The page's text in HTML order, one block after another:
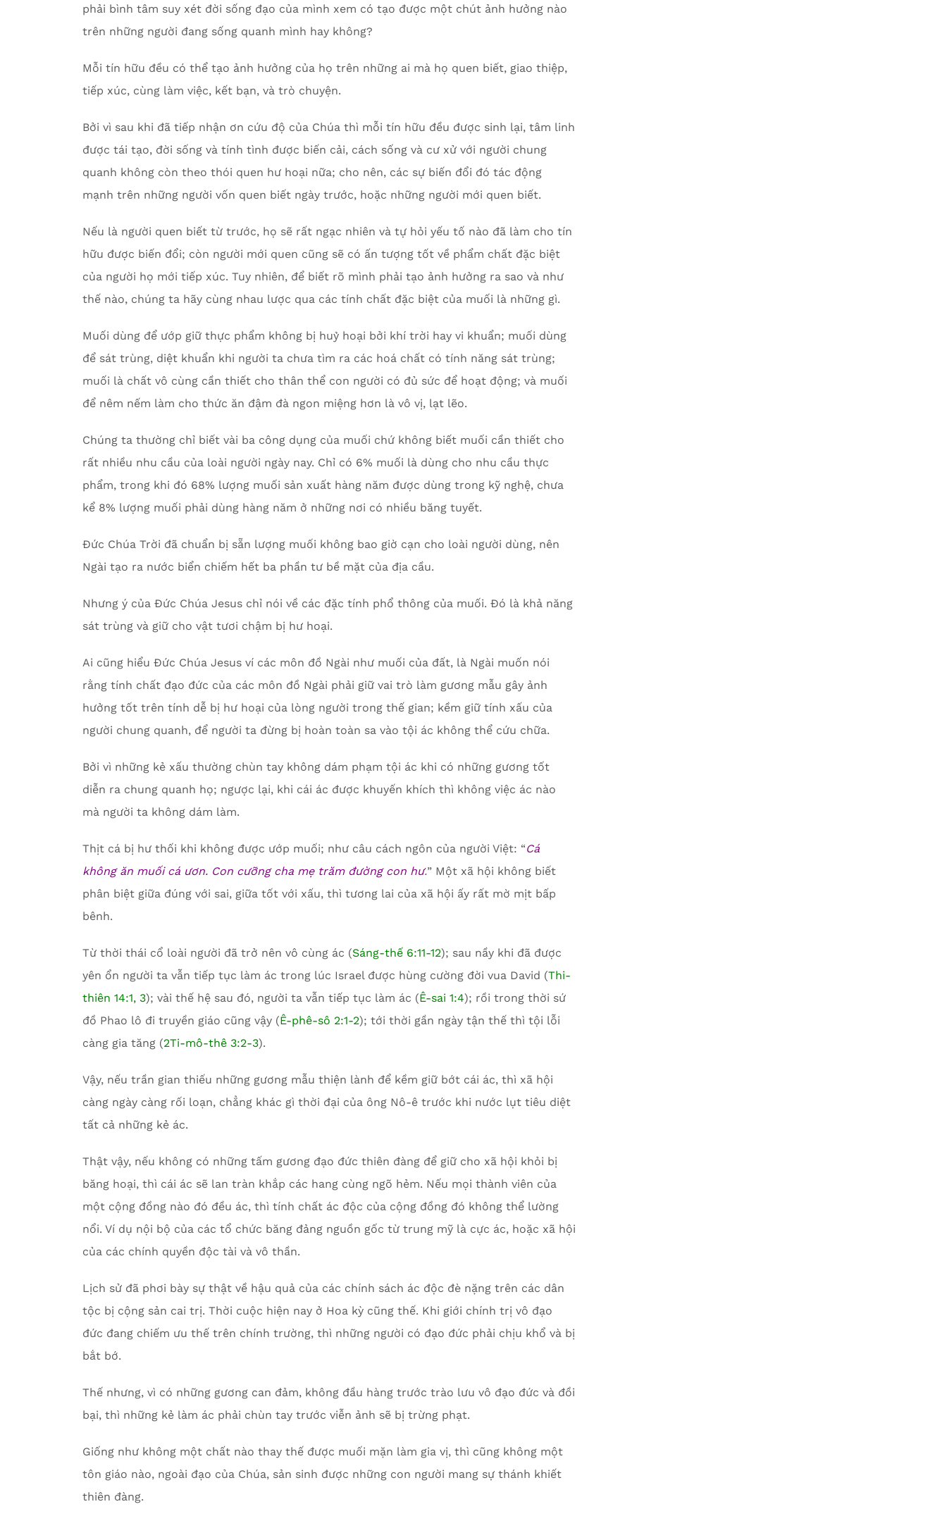
phải bình tâm suy xét đời sống đạo của mình xem có tạo được một chút ảnh hưởng nào
trên những người đang sống quanh mình hay không?
Mỗi tín hữu đều có thể tạo ảnh hưởng của họ trên những ai mà họ quen biết, giao thiệp,
tiếp xúc, cùng làm việc, kết bạn, và trò chuyện.
Bởi vì sau khi đã tiếp nhận ơn cứu độ của Chúa thì mỗi tín hữu đều được sinh lại, tâm linh
được tái tạo, đời sống và tính tình được biến cải, cách sống và cư xử với người chung
quanh không còn theo thói quen hư hoại nữa; cho nên, các sự biến đổi đó tác động
mạnh trên những người vốn quen biết ngày trước, hoặc những người mới quen biết.
Nếu là người quen biết từ trước, họ sẽ rất ngạc nhiên và tự hỏi yếu tố nào đã làm cho tín
hữu được biến đổi; còn người mới quen cũng sẽ có ấn tượng tốt về phẩm chất đặc biệt
của người họ mới tiếp xúc. Tuy nhiên, để biết rõ mình phải tạo ảnh hưởng ra sao và như
thế nào, chúng ta hãy cùng nhau lược qua các tính chất đặc biệt của muối là những gì.
Muối dùng để ướp giữ thực phẩm không bị huỷ hoại bởi khí trời hay vi khuẩn; muối dùng
để sát trùng, diệt khuẩn khi người ta chưa tìm ra các hoá chất có tính năng sát trùng;
muối là chất vô cùng cần thiết cho thân thể con người có đủ sức để hoạt động; và muối
để nêm nếm làm cho thức ăn đậm đà ngon miệng hơn là vô vị, lạt lẽo.
Chúng ta thường chỉ biết vài ba công dụng của muối chứ không biết muối cần thiết cho
rất nhiều nhu cầu của loài người ngày nay. Chỉ có 6% muối là dùng cho nhu cầu thực
phẩm, trong khi đó 68% lượng muối sản xuất hàng năm được dùng trong kỹ nghệ, chưa
kể 8% lượng muối phải dùng hàng năm ở những nơi có nhiều băng tuyết.
Đức Chúa Trời đã chuẩn bị sẵn lượng muối không bao giờ cạn cho loài người dùng, nên
Ngài tạo ra nước biển chiếm hết ba phần tư bề mặt của địa cầu.
Nhưng ý của Đức Chúa Jesus chỉ nói về các đặc tính phổ thông của muối. Đó là khả năng
sát trùng và giữ cho vật tươi chậm bị hư hoại.
Ai cũng hiểu Đức Chúa Jesus ví các môn đồ Ngài như muối của đất, là Ngài muốn nói
rằng tính chất đạo đức của các môn đồ Ngài phải giữ vai trò làm gương mẫu gây ảnh
hưởng tốt trên tính dễ bị hư hoại của lòng người trong thế gian; kềm giữ tính xấu của
người chung quanh, để người ta đừng bị hoàn toàn sa vào tội ác không thể cứu chữa.
Bởi vì những kẻ xấu thường chùn tay không dám phạm tội ác khi có những gương tốt
diễn ra chung quanh họ; ngược lại, khi cái ác được khuyến khích thì không việc ác nào
mà người ta không dám làm.
Thịt cá bị hư thối khi không được ướp muối; như câu cách ngôn của người Việt: “Cá
không ăn muối cá ươn. Con cưỡng cha mẹ trăm đường con hư.” Một xã hội không biết
phân biệt giữa đúng với sai, giữa tốt với xấu, thì tương lai của xã hội ấy rất mờ mịt bấp
bênh.
Từ thời thái cổ loài người đã trở nên vô cùng ác (Sáng-thế 6:11-12); sau nầy khi đã được
yên ổn người ta vẫn tiếp tục làm ác trong lúc Israel được hùng cường đời vua David (Thi-
thiên 14:1, 3); vài thế hệ sau đó, người ta vẫn tiếp tục làm ác (Ê-sai 1:4); rồi trong thời sứ
đồ Phao lô đi truyền giáo cũng vậy (Ê-phê-sô 2:1-2); tới thời gần ngày tận thế thì tội lỗi
càng gia tăng (2Ti-mô-thê 3:2-3).
Vậy, nếu trần gian thiếu những gương mẫu thiện lành để kềm giữ bớt cái ác, thì xã hội
càng ngày càng rối loạn, chẳng khác gì thời đại của ông Nô-ê trước khi nước lụt tiêu diệt
tất cả những kẻ ác.
Thật vậy, nếu không có những tấm gương đạo đức thiên đàng để giữ cho xã hội khỏi bị
băng hoại, thì cái ác sẽ lan tràn khắp các hang cùng ngõ hẻm. Nếu mọi thành viên của
một cộng đồng nào đó đều ác, thì tính chất ác độc của cộng đồng đó không thể lường
nổi. Ví dụ nội bộ của các tổ chức băng đảng nguồn gốc từ trung mỹ là cực ác, hoặc xã hội
của các chính quyền độc tài và vô thần.
Lịch sử đã phơi bày sự thật về hậu quả của các chính sách ác độc đè nặng trên các dân
tộc bị cộng sản cai trị. Thời cuộc hiện nay ở Hoa kỳ cũng thế. Khi giới chính trị vô đạo
đức đang chiếm ưu thế trên chính trường, thì những người có đạo đức phải chịu khổ và bị
bắt bớ.
Thế nhưng, vì có những gương can đảm, không đầu hàng trước trào lưu vô đạo đức và đồi
bại, thì những kẻ làm ác phải chùn tay trước viễn ảnh sẽ bị trừng phạt.
Giống như không một chất nào thay thế được muối mặn làm gia vị, thì cũng không một
tôn giáo nào, ngoài đạo của Chúa, sản sinh được những con người mang sự thánh khiết
thiên đàng.